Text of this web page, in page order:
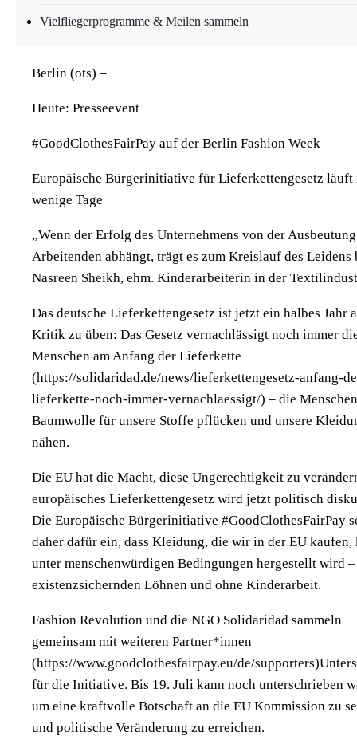
Vielfliegerprogramme & Meilen sammeln
wenige Tage
Berlin (ots) –
Heute: Presseevent
#GoodClothesFairPay auf der Berlin Fashion Week
Europäische Bürgerinitiative für Lieferkettengesetz läuft
wenige Tage
„Wenn der Erfolg des Unternehmens von der
Arbeitenden abhängt, trägt es zum Kreislauf des Leidens
Nasreen Sheikh, ehm. Kinderarbeiterin in der
Das deutsche Lieferkettengesetz ist jetzt ein halbes Jahr
Kritik zu üben: Das Gesetz vernachlässigt noch immer
Menschen am Anfang der Lieferkette
(https://solidaridad.de/news/lieferkettengesetz-anfang-
lieferkette-noch-immer-vernachlaessigt/) – die
Baumwolle für unsere Stoffe pflücken und unsere
nähen.
Die EU hat die Macht, diese Ungerechtigkeit zu
europäisches Lieferkettengesetz wird jetzt politisch
Die Europäische Bürgerinitiative #GoodClothesFairPay
daher dafür ein, dass Kleidung, die wir in der EU
unter menschenwürdigen Bedingungen hergestellt wird
existenzsichernden Löhnen und ohne Kinderarbeit.
Fashion Revolution und die NGO Solidaridad sammeln
gemeinsam mit weiteren Partner*innen
(https://www.goodclothesfairpay.eu/de/
für die Initiative. Bis 19. Juli kann noch unterschrieben
um eine kraftvolle Botschaft an die EU Kommission zu
und politische Veränderung zu erreichen.